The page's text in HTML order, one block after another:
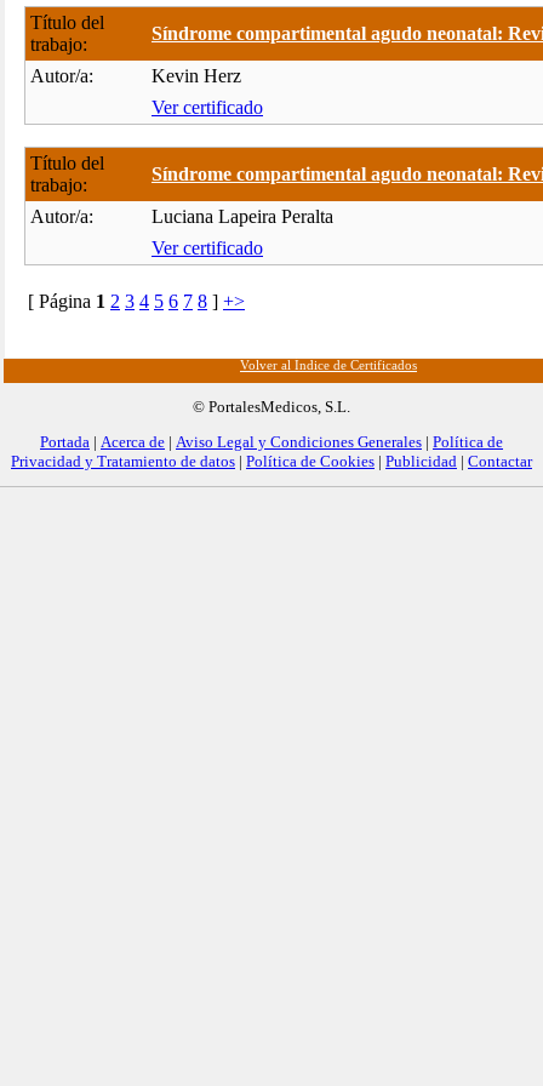
Título del
trabajo:
Síndrome compartimental agudo neonatal:
Autor/a:
Kevin Herz
Ver certificado
Título del
trabajo:
Síndrome compartimental agudo neonatal:
Autor/a:
Luciana Lapeira Peralta
Ver certificado
[ Página 1 2 3 4 5 6 7 8 ] +>
Volver al Índice de Certificados
© PortalesMedicos, S.L.
Portada | Acerca de | Aviso Legal y Condiciones Generales | Política de
Privacidad y Tratamiento de datos | Política de Cookies | Publicidad | Contactar